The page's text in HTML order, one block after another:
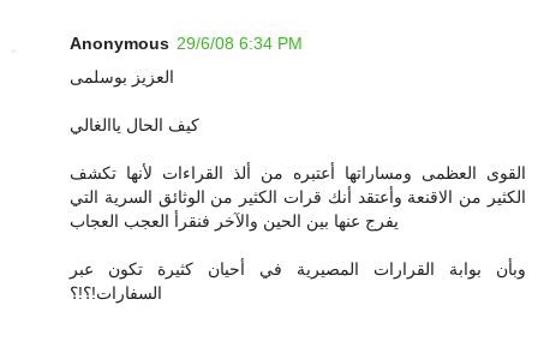
Anonymous 29/6/08 6:34 PM
العزيز بوسلمى
كيف الحال ياالغالي
القوى العظمى ومساراتها أعتبره من ألذ القراءات لأنها تكشف
الكثير من الاقنعة وأعتقد أنك قرات الكثير من الوثائق السرية التي
يفرج عنها بين الحين والآخر فنقرأ العجب العجاب
وبأن بوابة القرارات المصيرية في أحيان كثيرة تكون عبر
السفارات!؟!؟